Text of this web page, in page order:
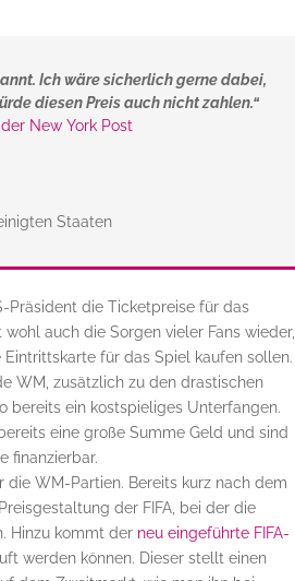
Ich wäre sicherlich gerne dabei,
diesen Preis auch nicht zahlen.“
New York Post
Staaten
Präsident die Ticketpreise für das
auch die Sorgen vieler Fans wieder,
für das Spiel kaufen sollen.
WM, zusätzlich zu den drastischen
bereits ein kostspieliges Unterfangen.
eine große Summe Geld und sind
finanzierbar.
WM-Partien. Bereits kurz nach dem
der FIFA, bei der die
Hinzu kommt der neu eingeführte FIFA-
werden können. Dieser stellt einen